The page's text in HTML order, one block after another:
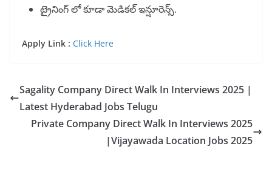
ట్రైనింగ్ లో కూడా మెడికల్ ఇన్షూరెన్స్.
Apply Link : Click Here
Sagality Company Direct Walk In Interviews 2025 |
Latest Hyderabad Jobs Telugu
Private Company Direct Walk In Interviews 2025
|Vijayawada Location Jobs 2025